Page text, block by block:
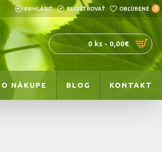
PRIHLÁSIŤ REGISTROVAŤ OBĽÚBENÉ 0
0 ks - 0,00€
O NÁKUPE BLOG KONTAKT